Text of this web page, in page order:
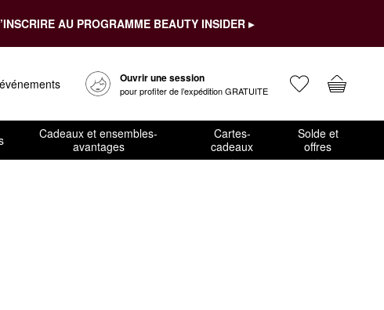
AU PROGRAMME BEAUTY INSIDER ▸
Ouvrir une session
pour profiter de l’expédition GRATUITE
Cadeaux et ensembles-
avantages
Cartes-
cadeaux
Solde et
offres